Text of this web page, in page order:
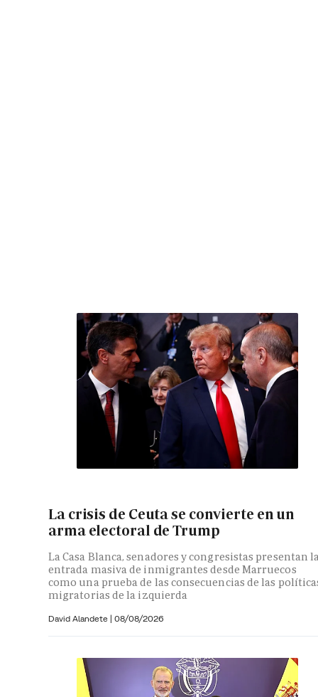
La crisis de Ceuta se convierte en un
arma electoral de Trump
La Casa Blanca, senadores y congresistas presentan
entrada masiva de inmigrantes desde Marruecos
como una prueba de las consecuencias de las
migratorias de la izquierda
David Alandete | 08/08/2026